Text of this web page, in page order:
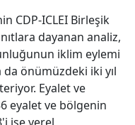
CDP-ICLEI Birleşik
dayanan analiz,
iklim eylemi
da önümüzdeki iki yıl
Eyalet ve
eyalet ve bölgenin